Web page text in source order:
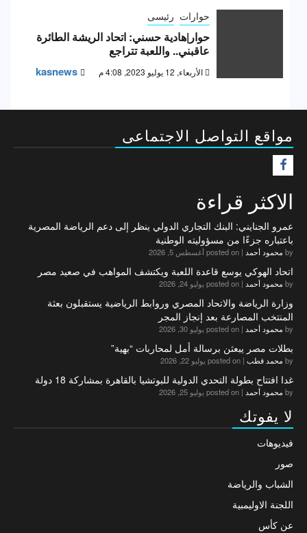
حوارات رئيسى
حوار|هادية حسني: اتحاد الريشة الطائرة
عاقبني.. واللعبة تتراجع
الأربعاء, 12 يوليو 2023, 4:08 م kasnews
مواقع التواصل الاجتماعى
الاكثر قراءة
عمرو الجنايني: البنك التجاري الدولي ينظر إلى دعم الرياضة المصرية
باعتباره جزءًا من مسؤوليته الوطنية
by محمود أحمد | posted on أغسطس 5, 2026
اتحاد الهوكي يوسع قاعدة اللعبة ويكتشف المواهب في صعيد مصر
by محمود أحمد | posted on يوليو 24, 2026
وزارة الرياضة والاتحاد المصري وروابط الرياضية يستقبلون بعثة
المنتخب المصارعة بعد إنجاز المجر
by محمود أحمد | posted on يوليو 30, 2026
بطلات مصر يبعثن برسالة أمل لمحاربات “بهية”
by محمد قطب | posted on يوليو 22, 2026
غدا افتتاح بطولة التحدي الدولية للبوتشيا بالقاهرة بمشاركة 18 دولة
by محمود أحمد | posted on يوليو 25, 2026
لا يفوتك
فيديوهات
صور
الشباب والرياضة
اللجنة الاوليمبية
عن كأس